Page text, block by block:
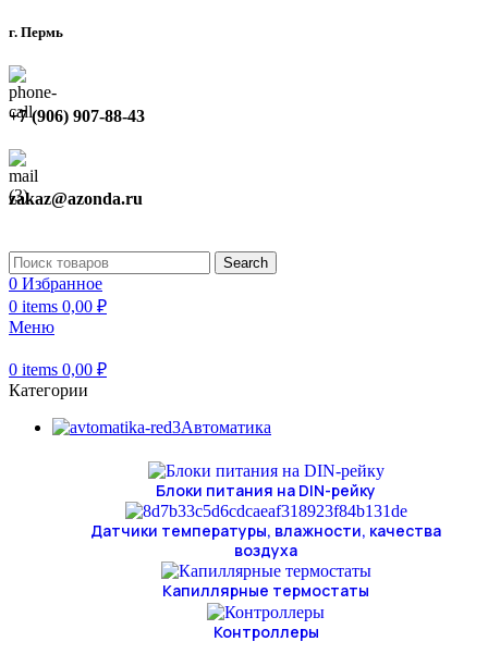
г. Пермь
+7 (906) 907-88-43
zakaz@azonda.ru
Search
0 Избранное
0 items 0,00 ₽
Меню
0 items 0,00 ₽
Категории
Автоматика
Блоки питания на DIN-рейку
Датчики температуры, влажности, качества
воздуха
Капиллярные термостаты
Контроллеры